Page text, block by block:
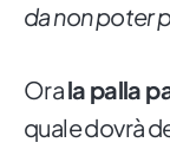
da non poter
Orala palla
quale dovrà